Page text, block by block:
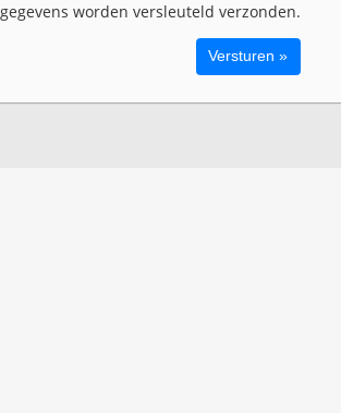
worden versleuteld verzonden.